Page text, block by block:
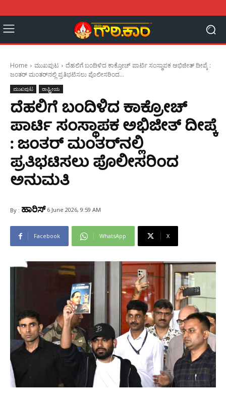
Home ಮುಖಪುಟ
ದೆಹಲಿಗೆ ಬಂದಿಳಿದ ಕಾಕ್ರೋಚ್ ಪಾರ್ಟಿ ಸಂಸ್ಥಾಪಕ ಅಭಿಜೀತ್ ದೀಪ್ಕೆ :
ಜಂತರ್‌ ಮಂತರ್‌ನಲ್ಲಿ ಪ್ರತಿಭಟಿಸಲು ಪೊಲೀಸರಿಂದ...
ಮುಖಪುಟ ರಾಷ್ಟ್ರೀಯ
ದೆಹಲಿಗೆ ಬಂದಿಳಿದ ಕಾಕ್ರೋಚ್
ಪಾರ್ಟಿ ಸಂಸ್ಥಾಪಕ ಅಭಿಜೀತ್ ದೀಪ್ಕೆ
: ಜಂತರ್‌ ಮಂತರ್‌ನಲ್ಲಿ
ಪ್ರತಿಭಟಿಸಲು ಪೊಲೀಸರಿಂದ
ಅನುಮತಿ
By : ಹಾರಿಸ್ 6 June 2026, 9:59 AM
Facebook WhatsApp X